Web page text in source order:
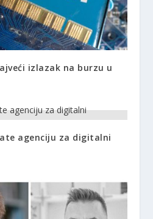
izlazak na burzu u
agenciju za digitalni